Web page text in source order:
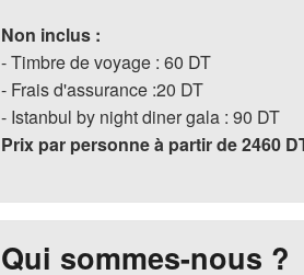
Non inclus :
- Timbre de voyage : 60 DT
- Frais d'assurance :20 DT
- Istanbul by night diner gala : 90 DT
Prix par personne à partir de 2460
Qui sommes-nous ?